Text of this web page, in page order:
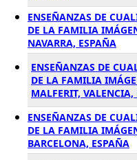
ENSEÑANZAS DE
DE LA FAMILIA
NAVARRA, ESPAÑA
ENSEÑANZAS DE
DE LA FAMILIA
MALFERIT, VALENCIA,
ENSEÑANZAS DE
DE LA FAMILIA
BARCELONA, ESPAÑA